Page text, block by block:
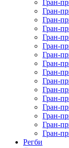
Гран-
Гран-
Гран-
Гран-
Гран-
Гран-
Гран-
Гран-
Гран-
Гран-
Гран-
Гран-
Гран-
Гран-
Гран-
Гран-
Регби